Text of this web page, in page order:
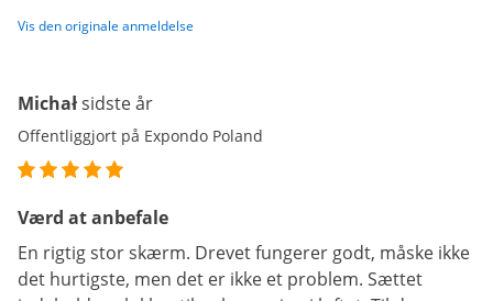
Vis den originale anmeldelse
Michałsidste år
Offentliggjort på Expondo Poland
Værd at anbefale
En rigtig stor skærm. Drevet fungerer godt, måske ikke
det hurtigste, men det er ikke et problem. Sættet